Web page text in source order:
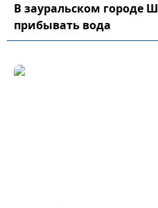
В зауральском городе
прибывать вода